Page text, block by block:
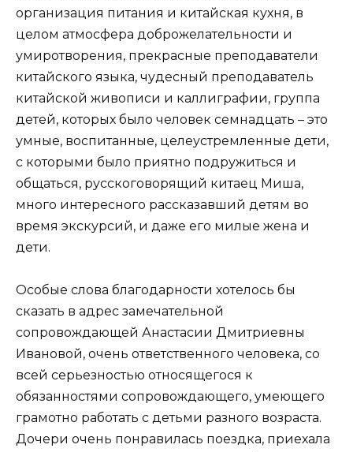
организация питания и китайская кухня, в
целом атмосфера доброжелательности и
умиротворения, прекрасные преподаватели
китайского языка, чудесный преподаватель
китайской живописи и каллиграфии, группа
детей, которых было человек семнадцать – это
умные, воспитанные, целеустремленные дети,
с которыми было приятно подружиться и
общаться, русскоговорящий китаец Миша,
много интересного рассказавший детям во
время экскурсий, и даже его милые жена и
дети.
Особые слова благодарности хотелось бы
сказать в адрес замечательной
сопровождающей Анастасии Дмитриевны
Ивановой, очень ответственного человека, со
всей серьезностью относящегося к
обязанностями сопровождающего, умеющего
грамотно работать с детьми разного возраста.
Дочери очень понравилась поездка, приехала